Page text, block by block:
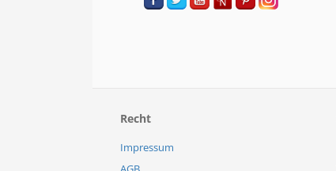
Recht
Impressum